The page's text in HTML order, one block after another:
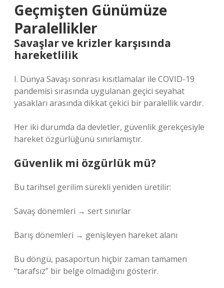
Geçmişten Günümüze
Paralellikler
Savaşlar ve krizler karşısında
hareketlilik
I. Dünya Savaşı sonrası kısıtlamalar ile COVID-19
pandemisi sırasında uygulanan geçici seyahat
yasakları arasında dikkat çekici bir paralellik vardır.
Her iki durumda da devletler, güvenlik gerekçesiyle
hareket özgürlüğünü sınırlamıştır.
Güvenlik mi özgürlük mü?
Bu tarihsel gerilim sürekli yeniden üretilir:
Savaş dönemleri → sert sınırlar
Barış dönemleri → genişleyen hareket alanı
Bu döngü, pasaportun hiçbir zaman tamamen
“tarafsız” bir belge olmadığını gösterir.